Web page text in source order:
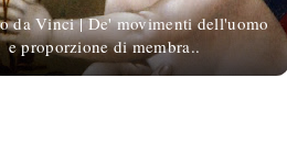
da Vinci | De' movimenti dell'uomo
e proporzione di membra..